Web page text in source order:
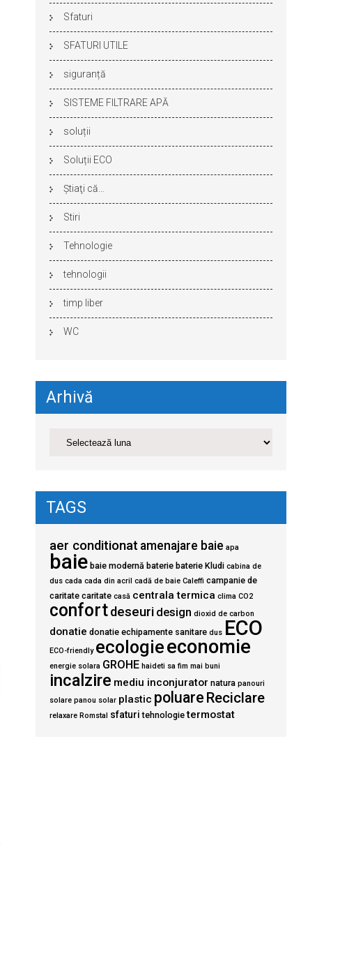
Sfaturi
SFATURI UTILE
siguranță
SISTEME FILTRARE APĂ
soluții
Soluții ECO
Ştiaţi că…
Stiri
Tehnologie
tehnologii
timp liber
WC
Arhivă
TAGS
aer conditionat amenajare baie apa
baie baie modernă baterie baterie Kludi cabina de
dus cada cada din acril cadă de baie Caleffi campanie de
caritate caritate casă centrala termica clima CO2
confortdeseuri design dioxid de carbon
donatie donatie echipamente sanitare dus ECO
ECO-friendly ecologieeconomie
energie solara GROHE haideti sa fim mai buni
incalzire mediu inconjurator natura panouri
solare panou solar plastic poluare Reciclare
relaxare Romstal sfaturi tehnologie termostat